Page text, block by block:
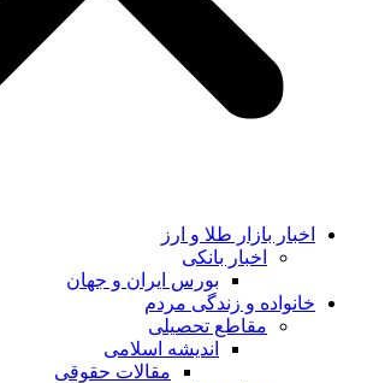
اخبار بازار طلا و ارز
اخبار بانکی
بورس ایران و جهان
خانواده و زندگی مردم
مقاطع تحصیلی
اندیشه اسلامی
مقالات حقوقی